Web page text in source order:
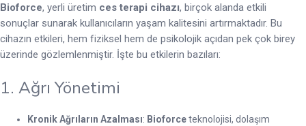
Bioforce, yerli üretim ces terapi cihazı, birçok alanda etkili
sonuçlar sunarak kullanıcıların yaşam kalitesini artırmaktadır. Bu
cihazın etkileri, hem fiziksel hem de psikolojik açıdan pek çok birey
üzerinde gözlemlenmiştir. İşte bu etkilerin bazıları:
1. Ağrı Yönetimi
Kronik Ağrıların Azalması: Bioforceteknolojisi, dolaşım